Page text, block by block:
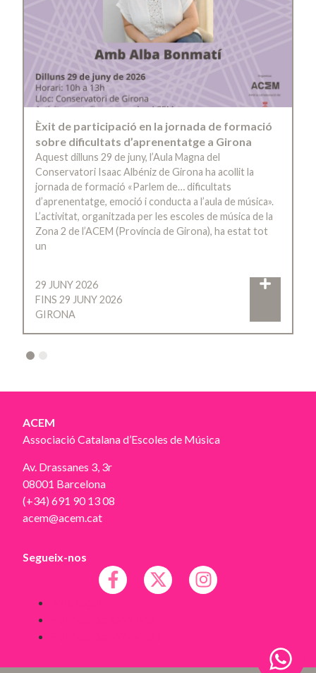
Èxit de participació en la jornada de formació
sobre dificultats d’aprenentatge a Girona
Aquest dilluns 29 de juny, l’Aula Magna del
Conservatori Isaac Albéniz de Girona ha acollit la
jornada de formació «Parlem de… dificultats
d’aprenentatge, emoció i conducta a l’aula de música».
L’activitat, organitzada per les escoles de música de la
Zona 2 de l’ACEM (Província de Girona), ha estat tot
un
29 JUNY 2026
FINS 29 JUNY 2026
GIRONA
ACEM
Associació Catalana d’Escoles de Música
Av. Drassanes 3, 3r
08001 Barcelona
(+34) 691 90 13 08
acem@acem.cat
Segueix-nos